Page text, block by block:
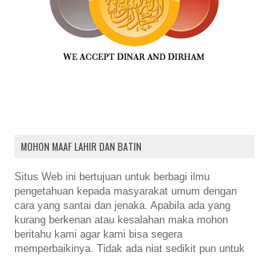
MOHON MAAF LAHIR DAN BATIN
Situs Web ini bertujuan untuk berbagi ilmu
pengetahuan kepada masyarakat umum dengan
cara yang santai dan jenaka. Apabila ada yang
kurang berkenan atau kesalahan maka mohon
beritahu kami agar kami bisa segera
memperbaikinya. Tidak ada niat sedikit pun untuk